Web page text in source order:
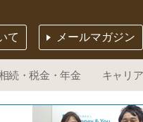
メールマガジン
て
続・税金・年金 キャリア